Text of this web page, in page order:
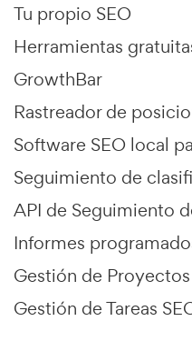
Tu propio SEO
Herramientas
GrowthBar
Rastreador de
Software SEO local
Seguimiento de
API de Seguimiento
Informes
Gestión de Proyectos
Gestión de Tareas